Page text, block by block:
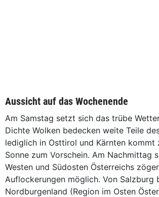
Aussicht auf das Wochenende
Am Samstag setzt sich das trübe
Dichte Wolken bedecken weite Teile
lediglich in Osttirol und Kärnten kommt
Sonne zum Vorschein. Am Nachmittag
Westen und Südosten Österreichs
Auflockerungen möglich. Von Salzburg
Nordburgenland (Region im Osten